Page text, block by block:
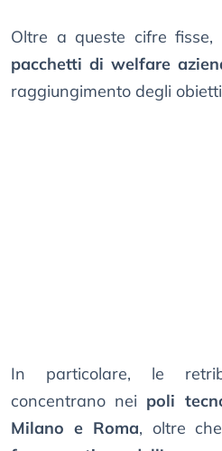
Oltre a queste cifre fisse,
pacchetti di welfare
raggiungimento degli
In particolare, le
concentrano nei poli
Milano e Roma, oltre